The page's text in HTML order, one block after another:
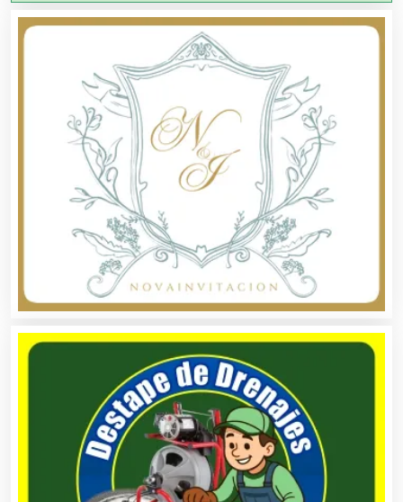
Artículos Importados
Artículos para el Hogar
Artículos para Regalos
Artículos Personales
Artículos Publicitarios
Aseguradoras
Asesores Técnicos
Asesoría Fiscal